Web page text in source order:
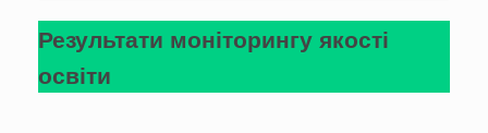
Результати моніторингу якості
освіти